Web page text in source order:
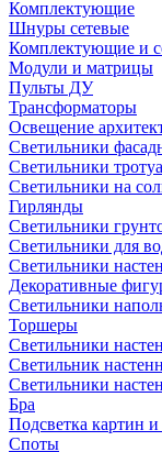
Комплектующие
Шнуры сетевые
Комплектующие и
Модули и матрицы
Пульты ДУ
Трансформаторы
Освещение
Светильники
Светильники
Светильники на
Гирлянды
Светильники
Светильники для
Светильники
Декоративные
Светильники
Торшеры
Светильники
Светильник
Светильники
Бра
Подсветка картин и
Споты